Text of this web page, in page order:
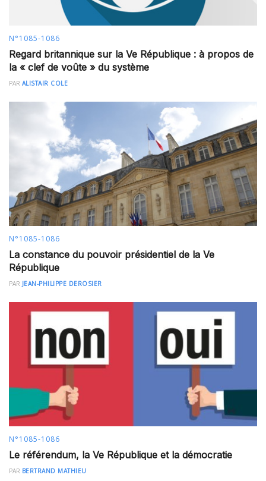
N°1085-1086
Regard britannique sur la Ve République : à propos de
la « clef de voûte » du système
PAR ALISTAIR COLE
N°1085-1086
La constance du pouvoir présidentiel de la Ve
République
PAR JEAN-PHILIPPE DEROSIER
N°1085-1086
Le référendum, la Ve République et la démocratie
PAR BERTRAND MATHIEU